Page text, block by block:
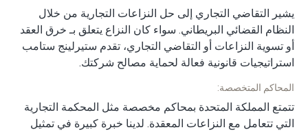
يشير التقاضي التجاري إلى حل النزاعات التجارية من خلال
النظام القضائي البريطاني. سواء كان النزاع يتعلق بـ خرق العقد
أو تسوية النزاعات أو التقاضي التجاري، تقدم ستيرلينج ستامب
استراتيجيات قانونية فعالة لحماية مصالح شركتك.
المحاكم المتخصصة:
تتمتع المملكة المتحدة بمحاكم مخصصة مثل المحكمة التجارية
التي تتعامل مع النزاعات المعقدة. لدينا خبرة كبيرة في تمثيل